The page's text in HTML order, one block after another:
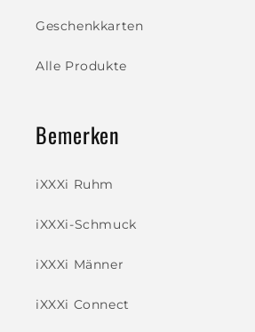
Geschenkkarten
Alle Produkte
Bemerken
iXXXi Ruhm
iXXXi-Schmuck
iXXXi Männer
iXXXi Connect